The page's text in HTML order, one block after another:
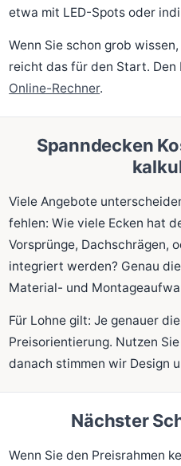
etwa mit LED-Spots oder
Wenn Sie schon grob
reicht das für den Start. Den
Online-Rechner.
Spanndecken
Viele Angebote
fehlen: Wie viele Ecken hat
Vorsprünge, Dachschrägen,
integriert werden? Genau
Material- und
Für Lohne gilt: Je genauer
Preisorientierung. Nutzen
danach stimmen wir Design
Nächster
Wenn Sie den Preisrahmen